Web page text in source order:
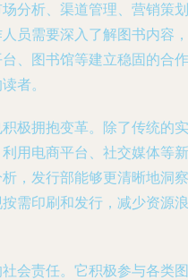
分析、渠道管理、营销策划
员需要深入了解图书内容，
、图书馆等建立稳固的合作
者。
极拥抱变革。除了传统的实
用电商平台、社交媒体等新
，发行部能够更清晰地洞察
需印刷和发行，减少资源浪
会责任。它积极参与各类图